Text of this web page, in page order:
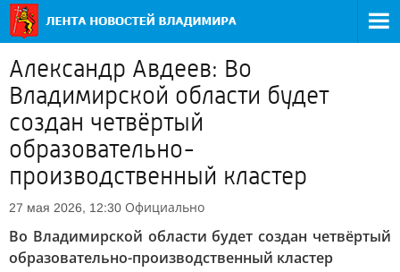
Александр Авдеев: Во
Владимирской области будет
создан четвёртый
образовательно-
производственный кластер
27 мая 2026, 12:30 Официально
Во Владимирской области будет создан четвёртый
образовательно-производственный кластер